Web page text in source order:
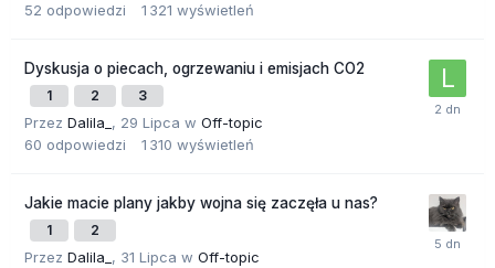
52 odpowiedzi 1 321 wyświetleń
Dyskusja o piecach, ogrzewaniu i emisjach CO2
1 2 3
Przez Dalila_ , 29 Lipca w Off-topic
60 odpowiedzi 1 310 wyświetleń
Jakie macie plany jakby wojna się zaczęła u nas?
1 2
Przez Dalila_ , 31 Lipca w Off-topic